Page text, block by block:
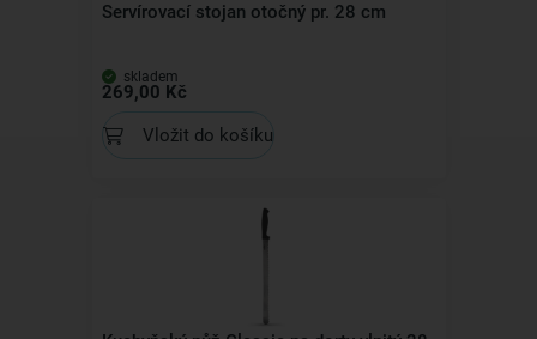
Servírovací stojan otočný pr. 28 cm
skladem
269,00 Kč
Vložit do košíku